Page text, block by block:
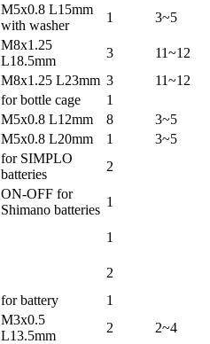
M5x0.8 L15mm
with washer
1 3~5
M8x1.25
L18.5mm
3
11~12
M8x1.25 L23mm 3
11~12
for bottle cage
1
M5x0.8 L12mm 8
3~5
M5x0.8 L20mm 1
3~5
for SIMPLO
batteries
2
ON-OFF for
Shimano batteries
1
1
2
for battery
1
M3x0.5
L13.5mm
2
2~4